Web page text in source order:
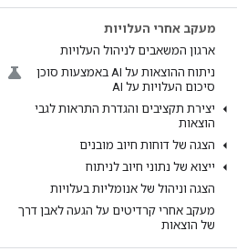
מעקב אחרי העלויות
ארגון המשאבים לניהול העלויות
ניתוח ההוצאות על AI באמצעות סוכן
סיכום העלויות על AI
יצירת תקציבים והגדרת התראות לגבי
הוצאות
הצגה של דוחות חיוב מובנים
ייצוא של נתוני חיוב לניתוח
הצגה וניהול של אנומליות בעלויות
מעקב אחרי קרדיטים על הגעה לאבן דרך
של הוצאות